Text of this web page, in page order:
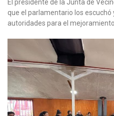
El presidente de la Junta de
que el parlamentario los
autoridades para el